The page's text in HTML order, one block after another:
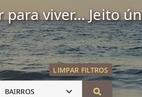
viver... Jeito
LIMPAR FILTROS
BAIRROS